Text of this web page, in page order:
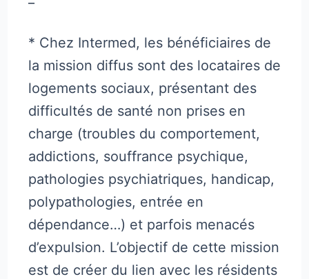
* Chez Intermed, les bénéficiaires de
la mission diffus sont des locataires de
logements sociaux, présentant des
difficultés de santé non prises en
charge (troubles du comportement,
addictions, souffrance psychique,
pathologies psychiatriques, handicap,
polypathologies, entrée en
dépendance…) et parfois menacés
d’expulsion. L’objectif de cette mission
est de créer du lien avec les résidents